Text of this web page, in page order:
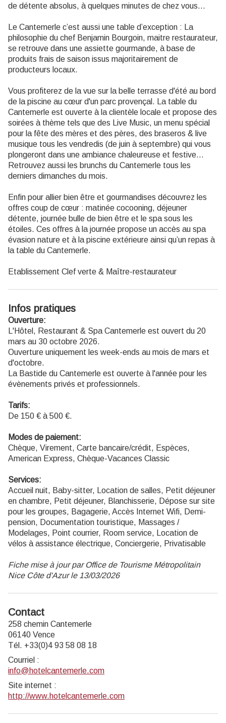
de détente absolus, à quelques minutes de chez vous…
Le Cantemerle c’est aussi une table d’exception : La
philosophie du chef Benjamin Bourgoin, maitre restaurateur,
se retrouve dans une assiette gourmande, à base de
produits frais de saison issus majoritairement de
producteurs locaux.
Vous profiterez de la vue sur la belle terrasse d'été au bord
de la piscine au cœur d'un parc provençal. La table du
Cantemerle est ouverte à la clientèle locale et propose des
soirées à thème tels que des Live Music, un menu spécial
pour la fête des mères et des pères, des braseros & live
musique tous les vendredis (de juin à septembre) qui vous
plongeront dans une ambiance chaleureuse et festive…
Retrouvez aussi les brunchs du Cantemerle tous les
derniers dimanches du mois.
Enfin pour allier bien être et gourmandises découvrez les
offres coup de cœur : matinée cocooning, déjeuner
détente, journée bulle de bien être et le spa sous les
étoiles. Ces offres à la journée propose un accès au spa
évasion nature et à la piscine extérieure ainsi qu’un repas à
la table du Cantemerle.
Etablissement Clef verte & Maître-restaurateur
Infos pratiques
Ouverture:
L'Hôtel, Restaurant & Spa Cantemerle est ouvert du 20
mars au 30 octobre 2026.
Ouverture uniquement les week-ends au mois de mars et
d'octobre.
La Bastide du Cantemerle est ouverte à l'année pour les
évènements privés et professionnels.
Tarifs:
De 150 € à 500 €.
Modes de paiement:
Chèque, Virement, Carte bancaire/crédit, Espèces,
American Express, Chèque-Vacances Classic
Services:
Accueil nuit, Baby-sitter, Location de salles, Petit déjeuner
en chambre, Petit déjeuner, Blanchisserie, Dépose sur site
pour les groupes, Bagagerie, Accès Internet Wifi, Demi-
pension, Documentation touristique, Massages /
Modelages, Point courrier, Room service, Location de
vélos à assistance électrique, Conciergerie, Privatisable
Fiche mise à jour par Office de Tourisme Métropolitain
Nice Côte d'Azur le 13/03/2026
Contact
258 chemin Cantemerle
06140 Vence
Tél. +33(0)4 93 58 08 18
Courriel :
info@hotelcantemerle.com
Site internet :
http://www.hotelcantemerle.com